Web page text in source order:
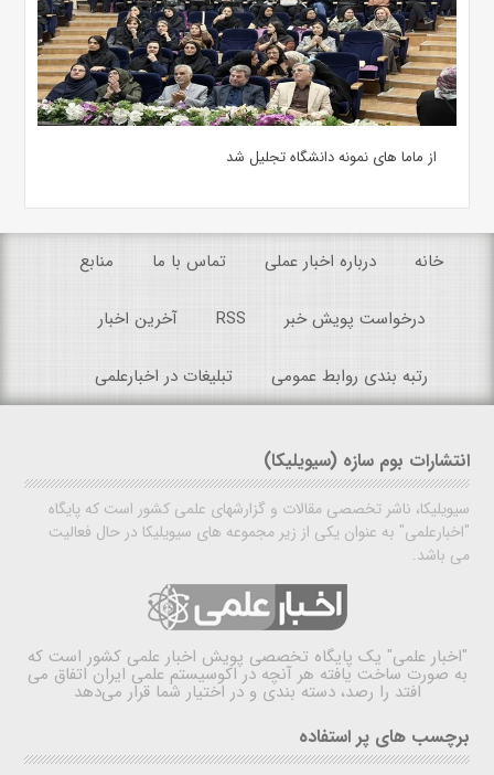
از ماما های نمونه دانشگاه تجلیل شد
خانه درباره اخبار عملی تماس با ما منابع
درخواست پویش خبر RSS آخرین اخبار
رتبه بندی روابط عمومی تبلیغات در اخبارعلمی
انتشارات بوم سازه (سیویلیکا)
سیویلیکا، ناشر تخصصی مقالات و گزارشهای علمی کشور است که پایگاه
"اخبارعلمی" به عنوان یکی از زیر مجموعه های سیویلیکا در حال فعالیت
می باشد.
"اخبار علمی" یک پایگاه تخصصی پویش اخبار علمی کشور است که
به صورت ساخت یافته هر آنچه در اکوسیستم علمی ایران اتفاق می
افتد را رصد، دسته بندی و در اختیار شما قرار می‌دهد
برچسب های پر استفاده